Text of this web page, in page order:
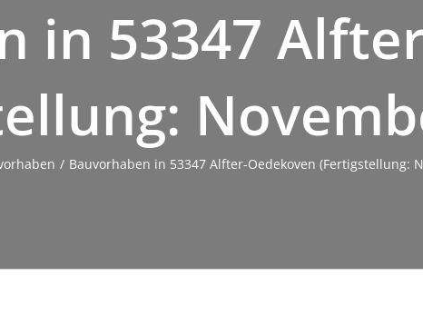
in 53347
Bauvorhaben in 53347 Alfter-Oedekoven (Fertigstellung: